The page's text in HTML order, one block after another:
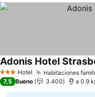
3 Estrellas
Hotel Habitaciones
Adonis Hotel
7,5 Bueno 3.400 a 0.9